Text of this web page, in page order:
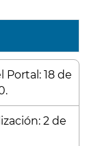
18 de
2 de